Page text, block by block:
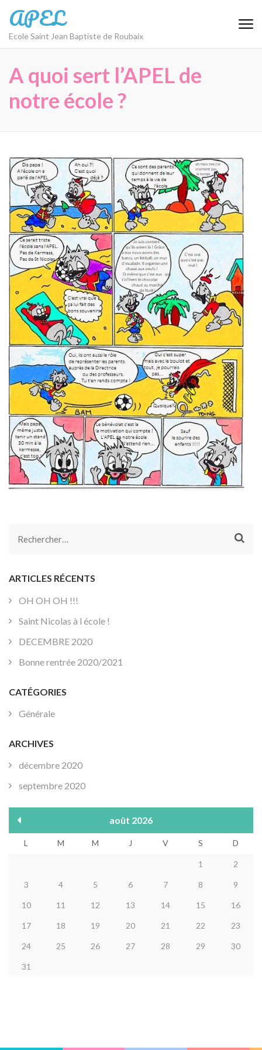
au
contenu
APEL
Ecole Saint Jean Baptiste de Roubaix
A quoi sert l’APEL de
notre école ?
Rechercher :
ARTICLES RÉCENTS
OH OH OH !!!
Saint Nicolas à l école !
DECEMBRE 2020
Bonne rentrée 2020/2021
CATÉGORIES
Générale
ARCHIVES
décembre 2020
septembre 2020
août 2026
L M M J V S D
1 2
3 4 5 6 7 8 9
10 11 12 13 14 15 16
17 18 19 20 21 22 23
24 25 26 27 28 29 30
31